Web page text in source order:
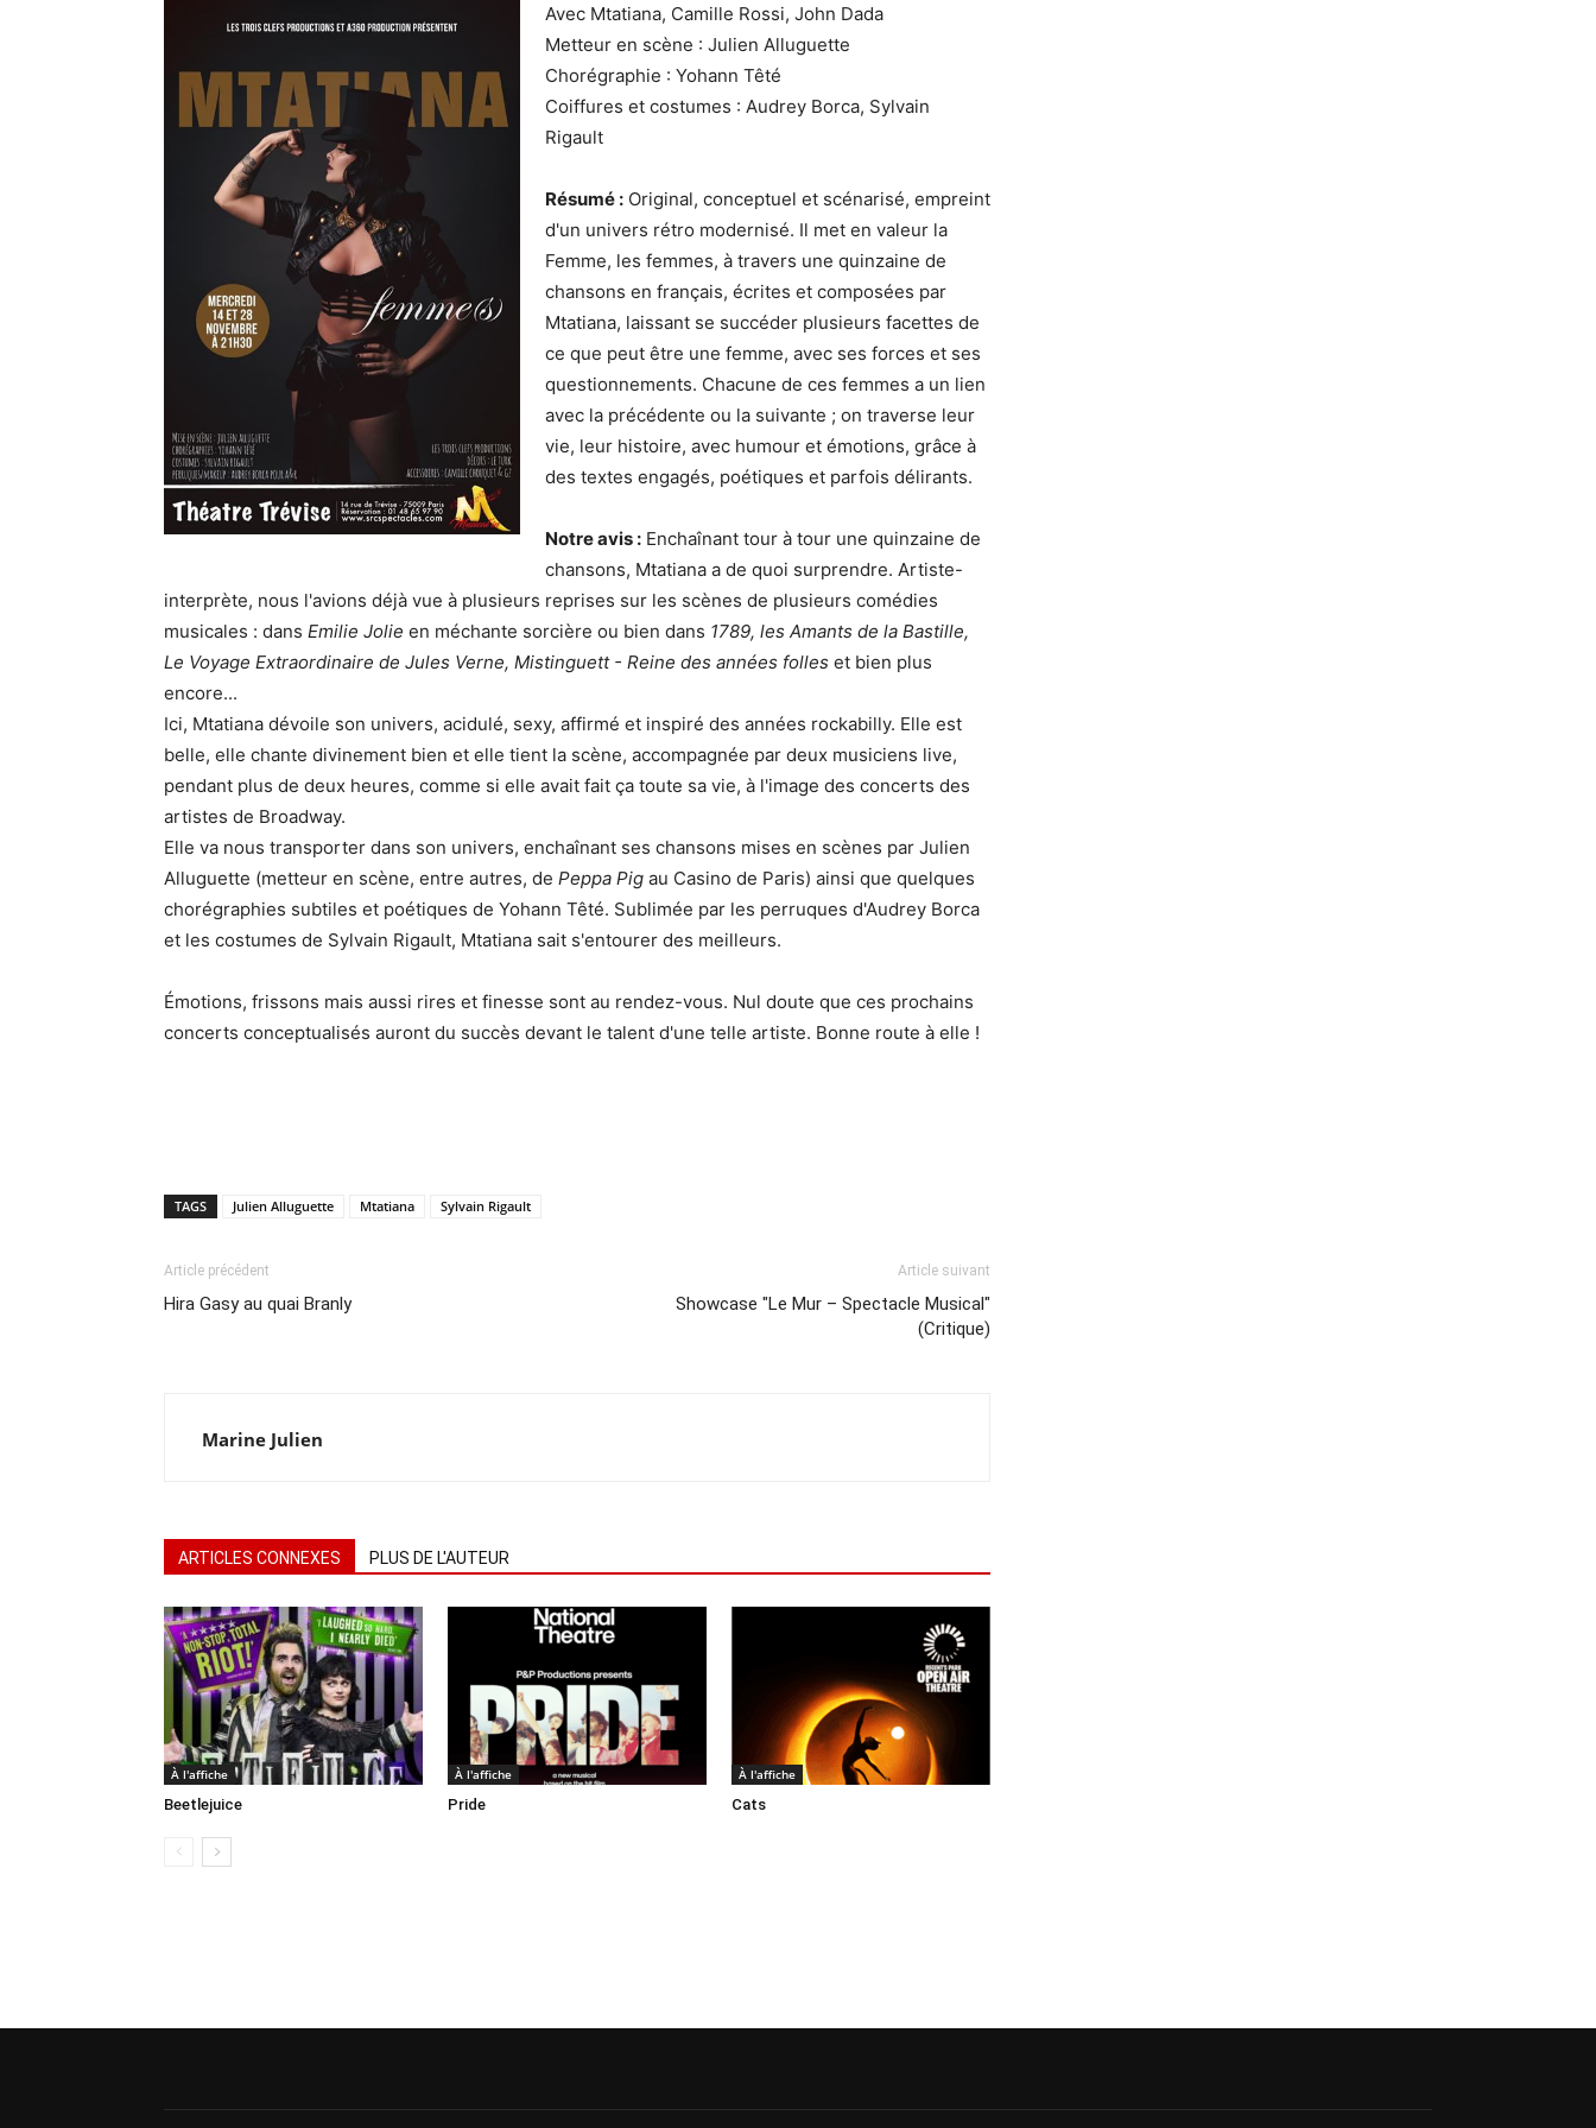
Avec Mtatiana, Camille Rossi, John Dada
Metteur en scène : Julien Alluguette
Chorégraphie : Yohann Têté
Coiffures et costumes : Audrey Borca, Sylvain
Rigault
Résumé : Original, conceptuel et scénarisé, empreint
d'un univers rétro modernisé. Il met en valeur la
Femme, les femmes, à travers une quinzaine de
chansons en français, écrites et composées par
Mtatiana, laissant se succéder plusieurs facettes de
ce que peut être une femme, avec ses forces et ses
questionnements. Chacune de ces femmes a un lien
avec la précédente ou la suivante ; on traverse leur
vie, leur histoire, avec humour et émotions, grâce à
des textes engagés, poétiques et parfois délirants.
Notre avis : Enchaînant tour à tour une quinzaine de
chansons, Mtatiana a de quoi surprendre. Artiste-
interprète, nous l'avions déjà vue à plusieurs reprises sur les scènes de plusieurs comédies
musicales : dans Emilie Jolie en méchante sorcière ou bien dans 1789, les Amants de la Bastille,
Le Voyage Extraordinaire de Jules Verne, Mistinguett - Reine des années folles et bien plus
encore...
Ici, Mtatiana dévoile son univers, acidulé, sexy, affirmé et inspiré des années rockabilly. Elle est
belle, elle chante divinement bien et elle tient la scène, accompagnée par deux musiciens live,
pendant plus de deux heures, comme si elle avait fait ça toute sa vie, à l'image des concerts des
artistes de Broadway.
Elle va nous transporter dans son univers, enchaînant ses chansons mises en scènes par Julien
Alluguette (metteur en scène, entre autres, de Peppa Pig au Casino de Paris) ainsi que quelques
chorégraphies subtiles et poétiques de Yohann Têté. Sublimée par les perruques d'Audrey Borca
et les costumes de Sylvain Rigault, Mtatiana sait s'entourer des meilleurs.
Émotions, frissons mais aussi rires et finesse sont au rendez-vous. Nul doute que ces prochains
concerts conceptualisés auront du succès devant le talent d'une telle artiste. Bonne route à elle !
TAGS Julien Alluguette Mtatiana Sylvain Rigault
Article précédent
Hira Gasy au quai Branly
Article suivant
Showcase "Le Mur – Spectacle Musical"
(Critique)
Marine Julien
ARTICLES CONNEXES PLUS DE L'AUTEUR
À l'affiche
Beetlejuice
À l'affiche
Pride
À l'affiche
Cats